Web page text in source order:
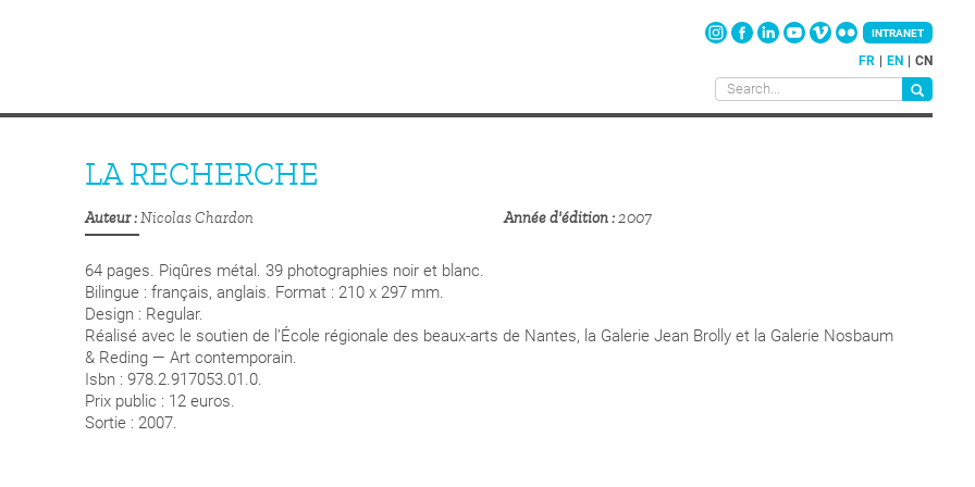
FR EN CN
INTRANET
LA RECHERCHE
Auteur Nicolas Chardon Année d'édition 2007
64 pages. Piqûres métal. 39 photographies noir et blanc.
Bilingue : français, anglais. Format : 210 x 297 mm.
Design : Regular.
Réalisé avec le soutien de l’École régionale des beaux-arts de Nantes, la Galerie Jean Brolly et la Galerie Nosbaum
& Reding — Art contemporain.
Isbn : 978.2.917053.01.0.
Prix public : 12 euros.
Sortie : 2007.